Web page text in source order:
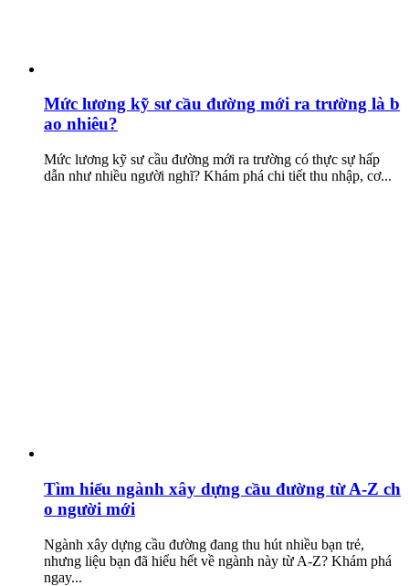
Mức lương kỹ sư cầu đường mới ra trường là b
ao nhiêu?
Mức lương kỹ sư cầu đường mới ra trường có thực sự hấp
dẫn như nhiều người nghĩ? Khám phá chi tiết thu nhập, cơ...
Tìm hiểu ngành xây dựng cầu đường từ A-Z ch
o người mới
Ngành xây dựng cầu đường đang thu hút nhiều bạn trẻ,
nhưng liệu bạn đã hiểu hết về ngành này từ A-Z? Khám phá
ngay...